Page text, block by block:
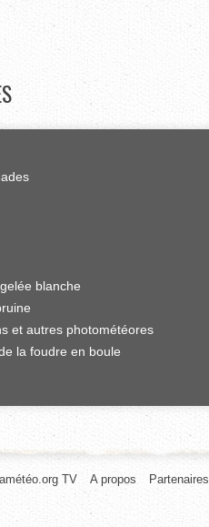
blanche
et autres photométéores
la foudre en boule
Partenaires
A propos
TV